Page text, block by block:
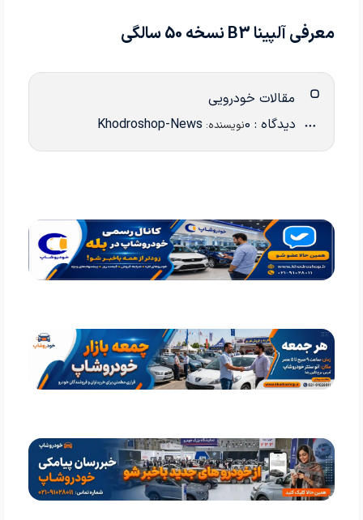
معرفی آلپینا B3 نسخه 50 سالگی
مقالات خودرویی
دیدگاه : 0 نویسنده: Khodroshop-News